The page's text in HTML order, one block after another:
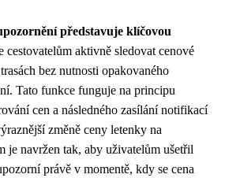
představuje klíčovou
cestovatelům aktivně sledovat cenové
bez nutnosti opakovaného
Tato funkce funguje na principu
cen a následného zasílání notifikací
změně ceny letenky na
je navržen tak, aby uživatelům ušetřil
právě v momentě, kdy se cena